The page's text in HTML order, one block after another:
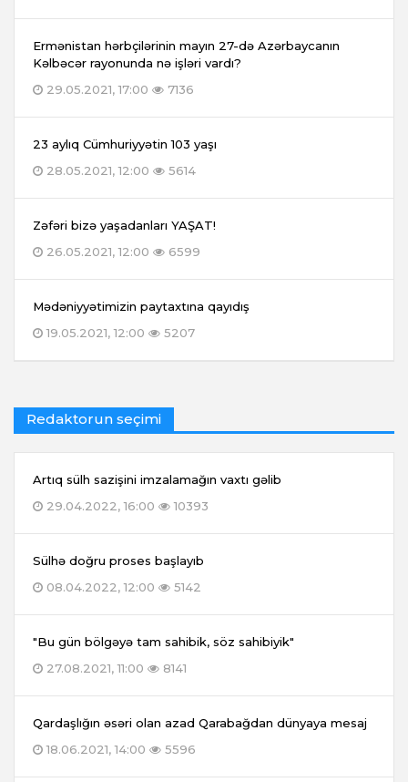
Ermənistan hərbçilərinin mayın 27-də Azərbaycanın
Kəlbəcər rayonunda nə işləri vardı?
29.05.2021, 17:00
7136
23 aylıq Cümhuriyyətin 103 yaşı
28.05.2021, 12:00
5614
Zəfəri bizə yaşadanları YAŞAT!
26.05.2021, 12:00
6599
Mədəniyyətimizin paytaxtına qayıdış
19.05.2021, 12:00
5207
Redaktorun seçimi
Artıq sülh sazişini imzalamağın vaxtı gəlib
29.04.2022, 16:00
10393
Sülhə doğru proses başlayıb
08.04.2022, 12:00
5142
"Bu gün bölgəyə tam sahibik, söz sahibiyik"
27.08.2021, 11:00
8141
Qardaşlığın əsəri olan azad Qarabağdan dünyaya mesaj
18.06.2021, 14:00
5596